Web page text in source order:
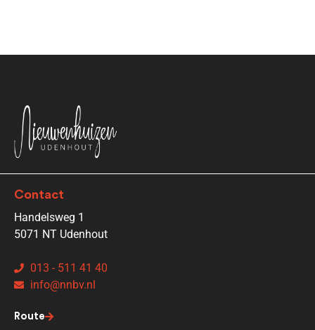
Contact
Handelsweg 1
5071 NT Udenhout
013 - 511 41 40
info@nnbv.nl
Route